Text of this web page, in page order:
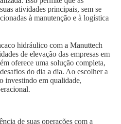
atividades principais, sem se
à manutenção e à logística
hidráulico com a Manuttech
de elevação das empresas em
oferece uma solução completa,
do dia a dia. Ao escolher a
investindo em qualidade,
de suas operações com a